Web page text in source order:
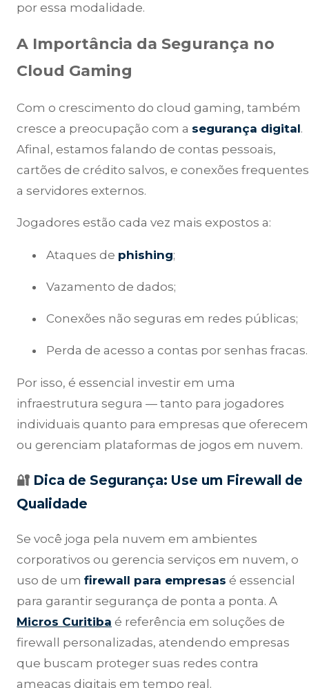
por essa modalidade.
A Importância da Segurança no
Cloud Gaming
Com o crescimento do cloud gaming, também
cresce a preocupação com a segurança digital.
Afinal, estamos falando de contas pessoais,
cartões de crédito salvos, e conexões frequentes
a servidores externos.
Jogadores estão cada vez mais expostos a:
Ataques de phishing;
Vazamento de dados;
Conexões não seguras em redes públicas;
Perda de acesso a contas por senhas fracas.
Por isso, é essencial investir em uma
infraestrutura segura — tanto para jogadores
individuais quanto para empresas que oferecem
ou gerenciam plataformas de jogos em nuvem.
🔐 Dica de Segurança: Use um Firewall de
Qualidade
Se você joga pela nuvem em ambientes
corporativos ou gerencia serviços em nuvem, o
uso de um firewall para empresas é essencial
para garantir segurança de ponta a ponta. A
Micros Curitiba é referência em soluções de
firewall personalizadas, atendendo empresas
que buscam proteger suas redes contra
ameaças digitais em tempo real.